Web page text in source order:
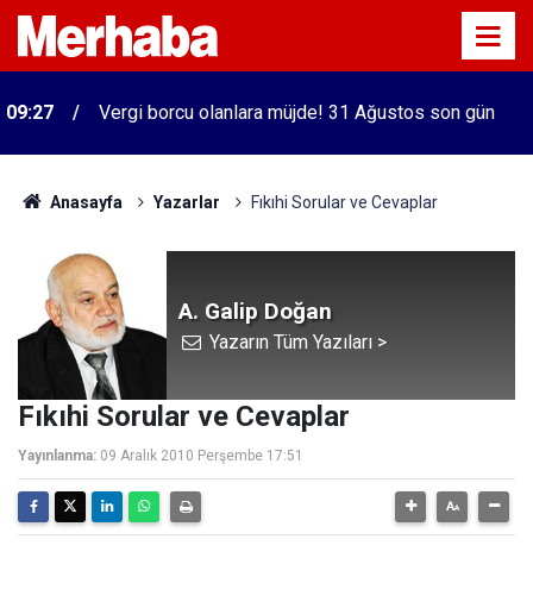
09:27 Vergi borcu olanlara müjde! 31 Ağustos son gün
Anasayfa Yazarlar Fıkıhi Sorular ve Cevaplar
A. Galip Doğan
Yazarın Tüm Yazıları >
Fıkıhi Sorular ve Cevaplar
Yayınlanma: 09 Aralık 2010 Perşembe 17:51